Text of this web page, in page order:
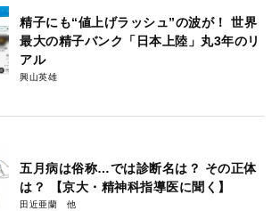
精子にも“値上げラッシュ”の波が！ 世界
最大の精子バンク「日本上陸」丸3年のリ
アル
興山英雄
五月病は俗称…では診断名は？ その正体
は？ 【京大・精神科指導医に聞く】
田近亜蘭